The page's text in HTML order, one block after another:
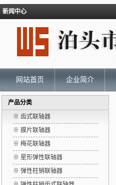
新闻中心
网站首页 企业简介
产品分类
※ 齿式联轴器
※ 膜片联轴器
※ 梅花联轴器
※ 星形弹性联轴器
※ 弹性柱销联轴器